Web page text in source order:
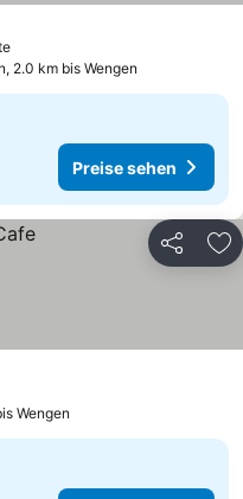
Preise sehen
2.0 km bis Wengen
Preise sehen
Teilen
Wengen